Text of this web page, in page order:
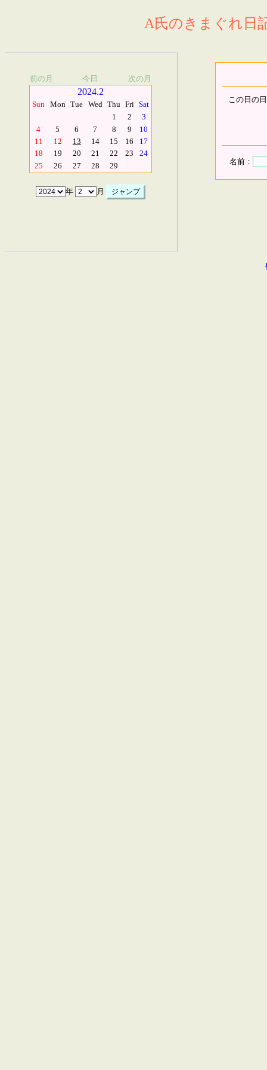
A氏のきまぐれ日
前の月 今日 次の月
2024.2
Sun Mon Tue Wed Thu Fri Sat
1
2
3
4
5 6 7 8 9
10
11
12 13 14 15 16
17
18
19 20 21 22 23
24
25
26 27 28 29
年 月
この日の
名前：